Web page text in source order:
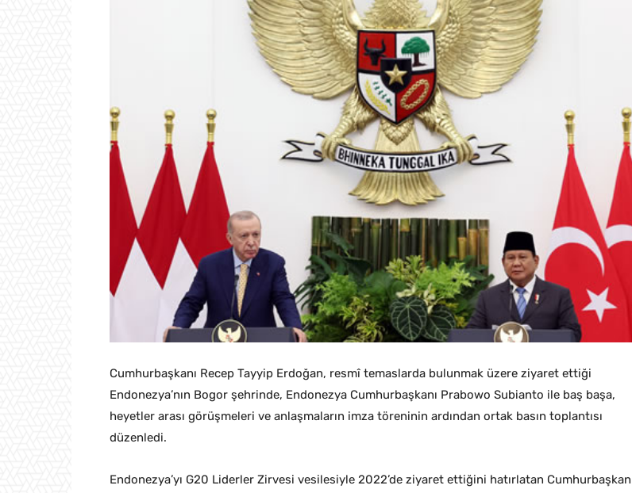
Cumhurbaşkanı Recep Tayyip Erdoğan, resmî temaslarda bulunmak üzere ziyaret ettiği
Endonezya’nın Bogor şehrinde, Endonezya Cumhurbaşkanı Prabowo Subianto ile baş başa,
heyetler arası görüşmeleri ve anlaşmaların imza töreninin ardından ortak basın toplantısı
düzenledi.
Endonezya’yı G20 Liderler Zirvesi vesilesiyle 2022’de ziyaret ettiğini hatırlatan